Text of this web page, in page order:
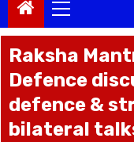
Menu
Raksha
Defence
defence &
bilateral